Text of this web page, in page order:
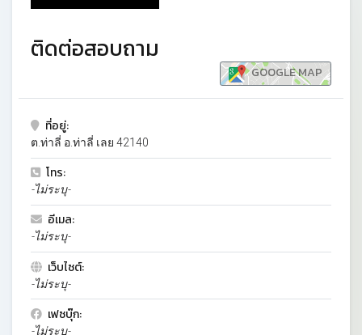
ติดต่อสอบถาม
GOOGLE MAP
ที่อยู่:
ต.ท่าลี่ อ.ท่าลี่ เลย 42140
โทร:
-ไม่ระบุ-
อีเมล:
-ไม่ระบุ-
เว็บไซต์:
-ไม่ระบุ-
เฟซบุ๊ก:
-ไม่ระบุ-